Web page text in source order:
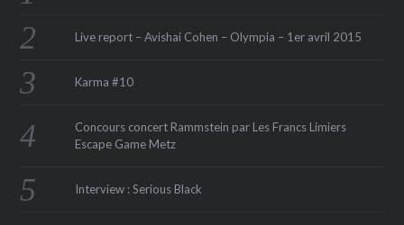
Live report – Avishai Cohen – Olympia – 1er avril 2015
Karma #10
Concours concert Rammstein par Les Francs Limiers
Escape Game Metz
Interview : Serious Black